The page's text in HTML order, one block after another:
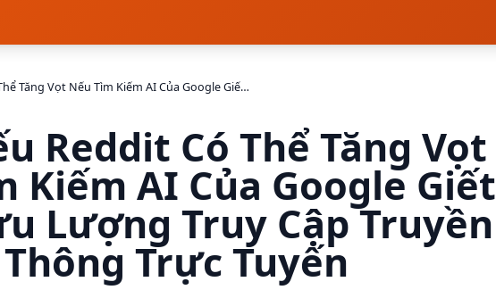
Cổ Phiếu Reddit Có Thể Tăng Vọt Nếu Tìm Kiếm AI Của Google Giết Chết Lưu Lượng Truy Cập Truyền Thông Trực Tuyến
Reddit Có Thể Tăng Vọt
Kiếm AI Của Google Giết
Lượng Truy Cập Truyền
Thông Trực Tuyến